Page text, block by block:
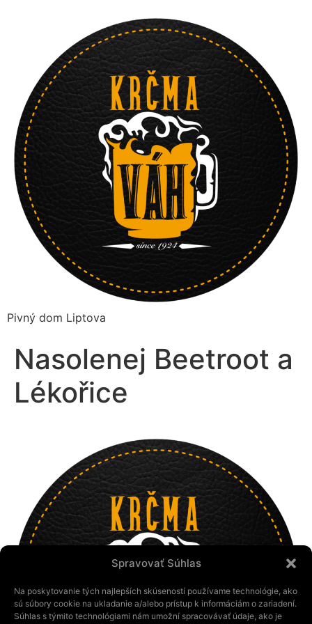
Spravovať Súhlas
Na poskytovanie tých najlepších skúseností používame technológie, ako
sú súbory cookie na ukladanie a/alebo prístup k informáciám o zariadení.
Súhlas s týmito technológiami nám umožní spracovávať údaje, ako je
Pivný dom Liptova
Nasolenej Beetroot a
Lékořice